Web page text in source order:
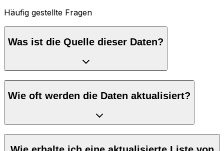
Häufig gestellte Fragen
Was ist die Quelle dieser Daten?
Wie oft werden die Daten aktualisiert?